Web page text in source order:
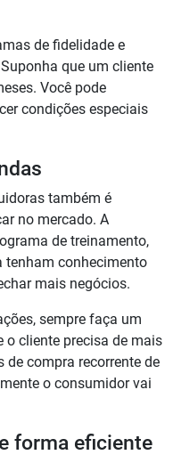
de fidelidade e
que um cliente
Você pode
condições especiais
também é
no mercado. A
de treinamento,
tenham conhecimento
mais negócios.
sempre faça um
o cliente precisa de mais
de compra recorrente de
o consumidor vai
forma eficiente